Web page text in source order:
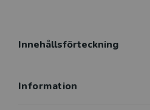
flerspråkig utveckling under
när språkutvecklingen hos
Innehållsförteckning
Information